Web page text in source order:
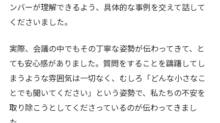
ンバーが理解できるよう、具体的な事例を交えて話して
くださいました。
実際、会議の中でもその丁寧な姿勢が伝わってきて、と
ても安心感がありました。質問をすることを躊躇してし
まうような雰囲気は一切なく、むしろ「どんな小さなこ
とでも聞いてください」という姿勢で、私たちの不安を
取り除こうとしてくださっているのが伝わってきまし